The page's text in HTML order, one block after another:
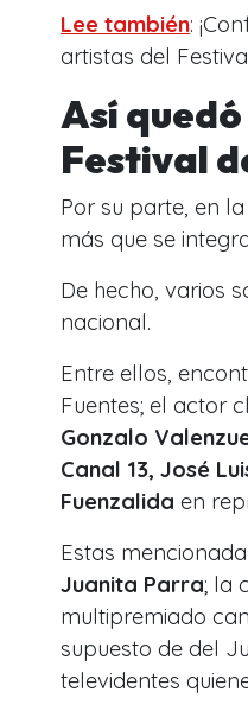
Lee también:
artistas del
Así
Festival
Por su parte, en
más que se
De hecho, varios
nacional.
Entre ellos,
Fuentes; el actor
Gonzalo
Canal 13, José
Fuenzalida en
Estas
Juanita Parra; la
multipremiado
supuesto de del
televidentes